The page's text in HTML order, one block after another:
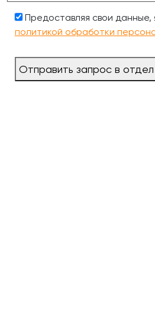
Предоставляя свои данные,
политикой обработки
Отправить запрос в